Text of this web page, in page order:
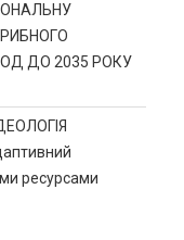
ДО 2035 РОКУ
ресурсами